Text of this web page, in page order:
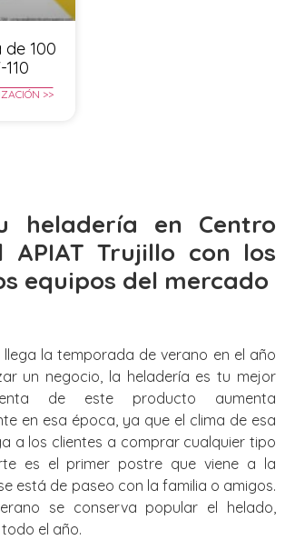
100
>>
heladería en Centro
APIAT Trujillo con los
equipos del mercado
la temporada de verano en el año
un negocio, la heladería es tu mejor
de este producto aumenta
en esa época, ya que el clima de esa
a los clientes a comprar cualquier tipo
es el primer postre que viene a la
está de paseo con la familia o amigos.
se conserva popular el helado,
el año.